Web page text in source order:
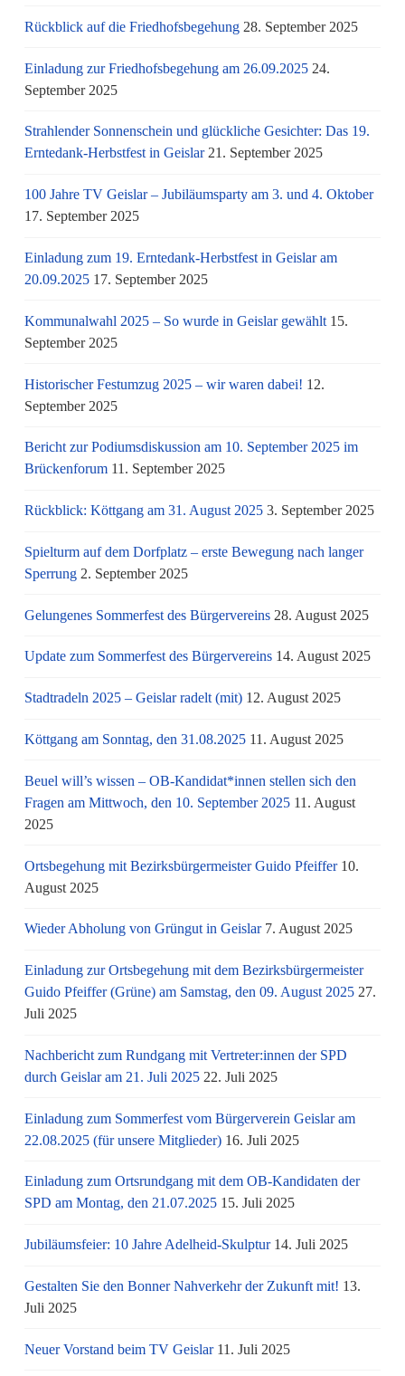
Rückblick auf die Friedhofsbegehung 28. September 2025
Einladung zur Friedhofsbegehung am 26.09.2025 24.
September 2025
Strahlender Sonnenschein und glückliche Gesichter: Das 19.
Erntedank-Herbstfest in Geislar 21. September 2025
100 Jahre TV Geislar – Jubiläumsparty am 3. und 4. Oktober
17. September 2025
Einladung zum 19. Erntedank-Herbstfest in Geislar am
20.09.2025 17. September 2025
Kommunalwahl 2025 – So wurde in Geislar gewählt 15.
September 2025
Historischer Festumzug 2025 – wir waren dabei! 12.
September 2025
Bericht zur Podiumsdiskussion am 10. September 2025 im
Brückenforum 11. September 2025
Rückblick: Köttgang am 31. August 2025 3. September 2025
Spielturm auf dem Dorfplatz – erste Bewegung nach langer
Sperrung 2. September 2025
Gelungenes Sommerfest des Bürgervereins 28. August 2025
Update zum Sommerfest des Bürgervereins 14. August 2025
Stadtradeln 2025 – Geislar radelt (mit) 12. August 2025
Köttgang am Sonntag, den 31.08.2025 11. August 2025
Beuel will’s wissen – OB-Kandidat*innen stellen sich den
Fragen am Mittwoch, den 10. September 2025 11. August
2025
Ortsbegehung mit Bezirksbürgermeister Guido Pfeiffer 10.
August 2025
Wieder Abholung von Grüngut in Geislar 7. August 2025
Einladung zur Ortsbegehung mit dem Bezirksbürgermeister
Guido Pfeiffer (Grüne) am Samstag, den 09. August 2025 27.
Juli 2025
Nachbericht zum Rundgang mit Vertreter:innen der SPD
durch Geislar am 21. Juli 2025 22. Juli 2025
Einladung zum Sommerfest vom Bürgerverein Geislar am
22.08.2025 (für unsere Mitglieder) 16. Juli 2025
Einladung zum Ortsrundgang mit dem OB-Kandidaten der
SPD am Montag, den 21.07.2025 15. Juli 2025
Jubiläumsfeier: 10 Jahre Adelheid-Skulptur 14. Juli 2025
Gestalten Sie den Bonner Nahverkehr der Zukunft mit! 13.
Juli 2025
Neuer Vorstand beim TV Geislar 11. Juli 2025